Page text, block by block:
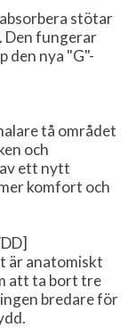
stötar
Den fungerar
den nya "G"-
tå området
och
ett nytt
komfort och
är anatomiskt
att ta bort tre
bredare för